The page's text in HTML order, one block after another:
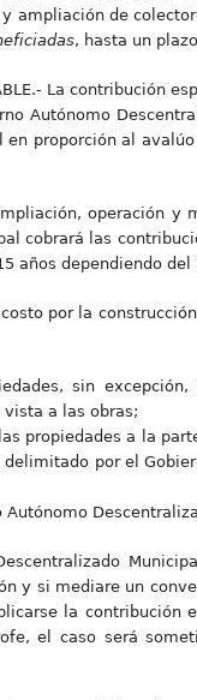
ampliación de
, hasta un
La
Autónomo
proporción al
operación
cobrará las
años dependiendo
costo por la
sin
a las obras;
propiedades a la
por el
y si mediare un
la
el caso será